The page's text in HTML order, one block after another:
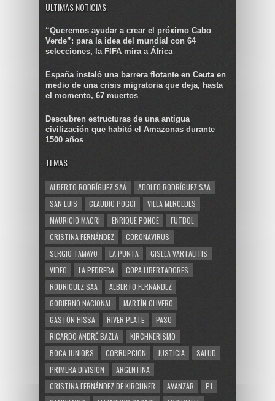
ULTIMAS NOTICIAS
“Queremos ayudar a crear el próximo Cabo
Verde”: para la idea del mundial con 64
selecciones, la FIFA mira a África
España instaló una barrera flotante en Ceuta en
medio de una crisis migratoria que deja, hasta
el momento, 67 muertos
Descubren estructuras de una antigua
civilización que habitó el Amazonas durante
1500 años
TEMAS
ALBERTO RODRÍGUEZ SAÁ
ADOLFO RODRÍGUEZ SAÁ
SAN LUIS
CLAUDIO POGGI
VILLA MERCEDES
MAURICIO MACRI
ENRIQUE PONCE
FUTBOL
CRISTINA FERNÁNDEZ
CORONAVIRUS
SERGIO TAMAYO
LA PUNTA
GISELA VARTALITIS
VIDEO
LA PEDRERA
COPA LIBERTADORES
RODRIGUEZ SAA
ALBERTO FERNÁNDEZ
GOBIERNO NACIONAL
MARTÍN OLIVERO
GASTÓN HISSA
RIVER PLATE
PASO
RICARDO ANDRÉ BAZLA
KIRCHNERISMO
BOCA JUNIORS
CORRUPCION JUSTICIA
SALUD
PRIMERA DIVISION
ARGENTINA
CRISTINA FERNÁNDEZ DE KIRCHNER
AVANZAR
PJ